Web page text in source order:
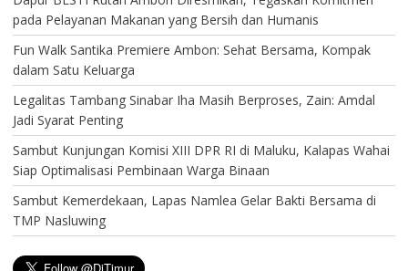
pada Pelayanan Makanan yang Bersih dan Humanis
Fun Walk Santika Premiere Ambon: Sehat Bersama, Kompak
dalam Satu Keluarga
Legalitas Tambang Sinabar Iha Masih Berproses, Zain: Amdal
Jadi Syarat Penting
Sambut Kunjungan Komisi XIII DPR RI di Maluku, Kalapas Wahai
Siap Optimalisasi Pembinaan Warga Binaan
Sambut Kemerdekaan, Lapas Namlea Gelar Bakti Bersama di
TMP Nasluwing